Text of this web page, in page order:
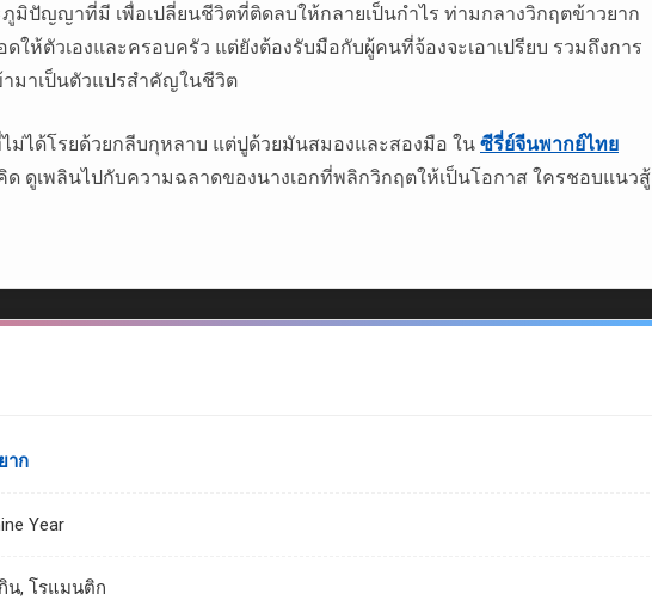
มิปัญญาที่มี เพื่อเปลี่ยนชีวิตที่ติดลบให้กลายเป็นกำไร ท่ามกลางวิกฤตข้าวยาก
ให้ตัวเองและครอบครัว แต่ยังต้องรับมือกับผู้คนที่จ้องจะเอาเปรียบ รวมถึงการ
มาเป็นตัวแปรสำคัญในชีวิต
ม่ได้โรยด้วยกลีบกุหลาบ แต่ปูด้วยมันสมองและสองมือ ใน ซีรี่ย์จีนพากย์ไทย
ด ดูเพลินไปกับความฉลาดของนางเอกที่พลิกวิกฤตให้เป็นโอกาส ใครชอบแนวสู้
าก
Year
น, โรแมนติก